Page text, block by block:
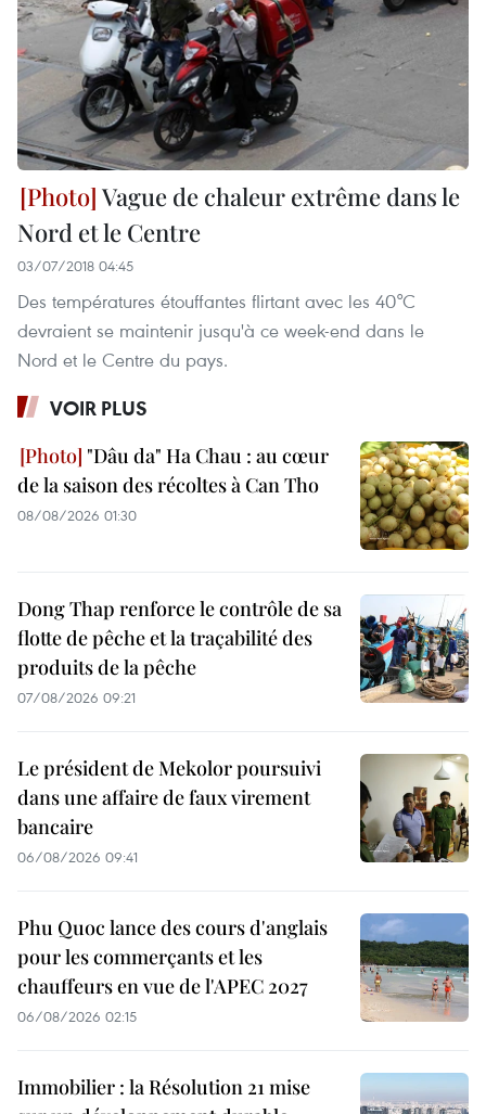
Vague de chaleur extrême dans le
Nord et le Centre
03/07/2018 04:45
Des températures étouffantes flirtant avec les 40°C
devraient se maintenir jusqu'à ce week-end dans le
Nord et le Centre du pays.
VOIR PLUS
"Dâu da" Ha Chau : au cœur
de la saison des récoltes à Can Tho
08/08/2026 01:30
Dong Thap renforce le contrôle de sa
flotte de pêche et la traçabilité des
produits de la pêche
07/08/2026 09:21
Le président de Mekolor poursuivi
dans une affaire de faux virement
bancaire
06/08/2026 09:41
Phu Quoc lance des cours d'anglais
pour les commerçants et les
chauffeurs en vue de l'APEC 2027
06/08/2026 02:15
Immobilier : la Résolution 21 mise